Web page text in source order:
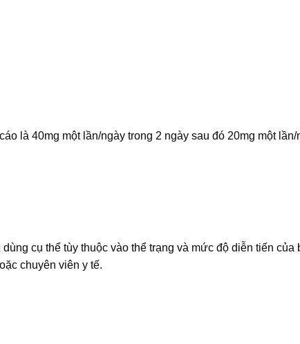
là 40mg một lần/ngày trong 2 ngày sau đó 20mg một lần/
cụ thể tùy thuộc vào thể trạng và mức độ diễn tiến của
chuyên viên y tế.